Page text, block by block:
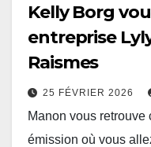
Kelly Borg
entreprise
Raismes
25 FÉVRIER 2026
Manon vous
émission où vous